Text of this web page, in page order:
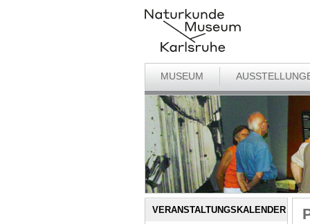
MUSEUM
VERANSTALTUNGSKALENDER